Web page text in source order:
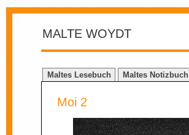
MALTE WOYDT
Maltes Lesebuch Maltes Notizbuch
Moi 2